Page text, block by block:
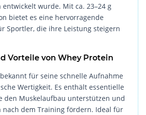
entwickelt wurde. Mit ca. 23–24 g
bietet es eine hervorragende
Sportler, die ihre Leistung steigern
Vorteile von Whey Protein
für seine schnelle Aufnahme
Wertigkeit. Es enthält essentielle
den Muskelaufbau unterstützen und
nach dem Training fördern. Ideal für